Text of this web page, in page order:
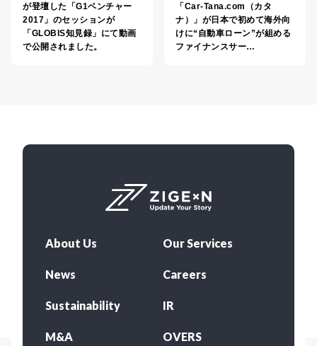
が登壇した「G1ベンチャー
2017」のセッションが
「GLOBIS知見録」にて動画
で公開されました。
「Car-Tana.com（カタ
ナ）」が日本で初めて海外向
けに“自動車ローン”が組める
ファイナンスサー…
About Us Our Services
News Careers
Sustainability IR
M&A OVERS